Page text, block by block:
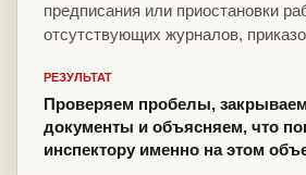
предписания или приостановки
отсутствующих журналов,
РЕЗУЛЬТАТ
Проверяем пробелы,
документы и объясняем, что
инспектору именно на этом